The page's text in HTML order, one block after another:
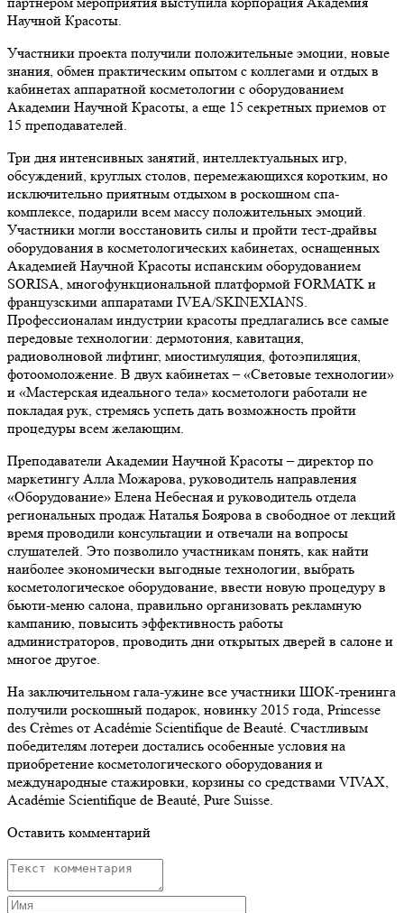
Научной Красоты.
Участники проекта получили положительные эмоции, новые
знания, обмен практическим опытом с коллегами и отдых в
кабинетах аппаратной косметологии с оборудованием
Академии Научной Красоты, а еще 15 секретных приемов от
15 преподавателей.
Три дня интенсивных занятий, интеллектуальных игр,
обсуждений, круглых столов, перемежающихся коротким, но
исключительно приятным отдыхом в роскошном спа-
комплексе, подарили всем массу положительных эмоций.
Участники могли восстановить силы и пройти тест-драйвы
оборудования в косметологических кабинетах, оснащенных
Академией Научной Красоты испанским оборудованием
SORISA, многофункциональной платформой FORMATK и
французскими аппаратами IVEA/SKINEXIANS.
Профессионалам индустрии красоты предлагались все самые
передовые технологии: дермотония, кавитация,
радиоволновой лифтинг, миостимуляция, фотоэпиляция,
фотоомоложение. В двух кабинетах – «Световые технологии»
и «Мастерская идеального тела» косметологи работали не
покладая рук, стремясь успеть дать возможность пройти
процедуры всем желающим.
Преподаватели Академии Научной Красоты – директор по
маркетингу Алла Можарова, руководитель направления
«Оборудование» Елена Небесная и руководитель отдела
региональных продаж Наталья Боярова в свободное от лекций
время проводили консультации и отвечали на вопросы
слушателей. Это позволило участникам понять, как найти
наиболее экономически выгодные технологии, выбрать
косметологическое оборудование, ввести новую процедуру в
бьюти-меню салона, правильно организовать рекламную
кампанию, повысить эффективность работы
администраторов, проводить дни открытых дверей в салоне и
многое другое.
На заключительном гала-ужине все участники ШОК-тренинга
получили роскошный подарок, новинку 2015 года, Princesse
des Crèmes от Académie Scientifique de Beauté. Счастливым
победителям лотереи достались особенные условия на
приобретение косметологического оборудования и
международные стажировки, корзины со средствами VIVAX,
Académie Scientifique de Beauté, Pure Suisse.
Оставить комментарий